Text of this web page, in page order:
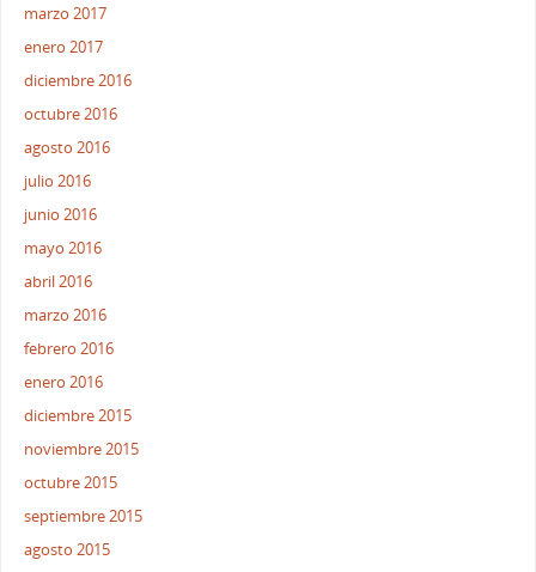
marzo 2017
enero 2017
diciembre 2016
octubre 2016
agosto 2016
julio 2016
junio 2016
mayo 2016
abril 2016
marzo 2016
febrero 2016
enero 2016
diciembre 2015
noviembre 2015
octubre 2015
septiembre 2015
agosto 2015